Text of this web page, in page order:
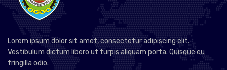
Lorem ipsum dolor sit amet, consectetur adipiscing elit.
Vestibulum dictum libero ut turpis aliquam porta. Quisque eu
fringilla odio.